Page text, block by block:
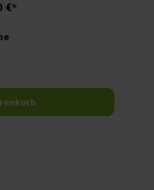
Haltekraft an Metall, 7,2 kg
€*
verfügbar.)